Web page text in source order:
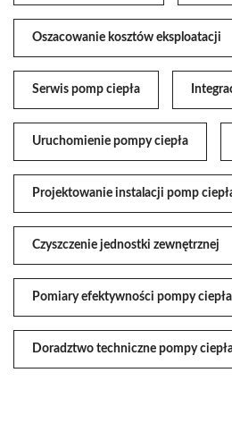
Oszacowanie kosztów eksploatacji
Serwis pomp ciepła
Uruchomienie pompy ciepła
Projektowanie instalacji pomp
Czyszczenie jednostki zewnętrznej
Pomiary efektywności pompy ciepła
Doradztwo techniczne pompy